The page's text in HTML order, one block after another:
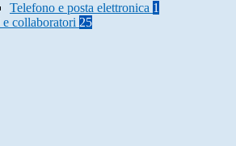
Telefono e posta elettronica 1
collaboratori 25